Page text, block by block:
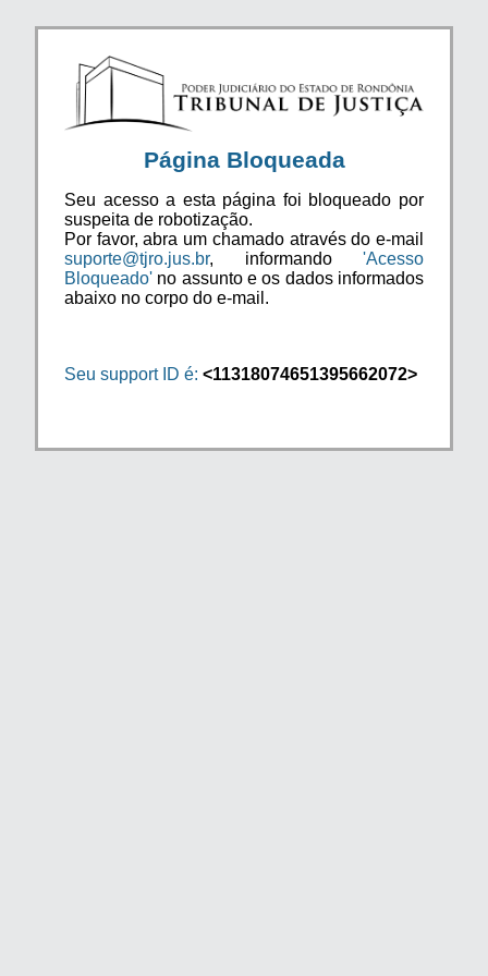
Página Bloqueada
Seu acesso a esta página foi bloqueado por
suspeita de robotização.
Por favor, abra um chamado através do e-mail
suporte@tjro.jus.br, informando 'Acesso
Bloqueado' no assunto e os dados informados
abaixo no corpo do e-mail.
Seu support ID é: <11318074651395662072>